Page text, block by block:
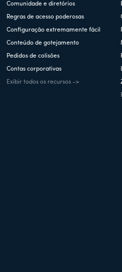
Comunidade e diretórios
Regras de acesso poderosas
Configuração extremamente fácil
Conteúdo de gotejamento
Pedidos de colisões
Contas corporativas
Exibir todos os recursos ->